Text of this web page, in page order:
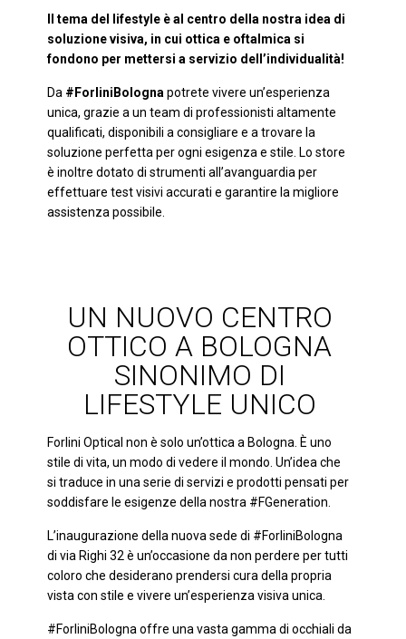
Il tema del lifestyle è al centro della nostra idea di
soluzione visiva, in cui ottica e oftalmica si
fondono per mettersi a servizio dell’individualità!
Da #ForliniBologna potrete vivere un’esperienza
unica, grazie a un team di professionisti altamente
qualificati, disponibili a consigliare e a trovare la
soluzione perfetta per ogni esigenza e stile. Lo store
è inoltre dotato di strumenti all’avanguardia per
effettuare test visivi accurati e garantire la migliore
assistenza possibile.
UN NUOVO CENTRO
OTTICO A BOLOGNA
SINONIMO DI
LIFESTYLE UNICO
Forlini Optical non è solo un’ottica a Bologna. È uno
stile di vita, un modo di vedere il mondo. Un’idea che
si traduce in una serie di servizi e prodotti pensati per
soddisfare le esigenze della nostra #FGeneration.
L’inaugurazione della nuova sede di #ForliniBologna
di via Righi 32 è un’occasione da non perdere per tutti
coloro che desiderano prendersi cura della propria
vista con stile e vivere un’esperienza visiva unica.
#ForliniBologna offre una vasta gamma di occhiali da